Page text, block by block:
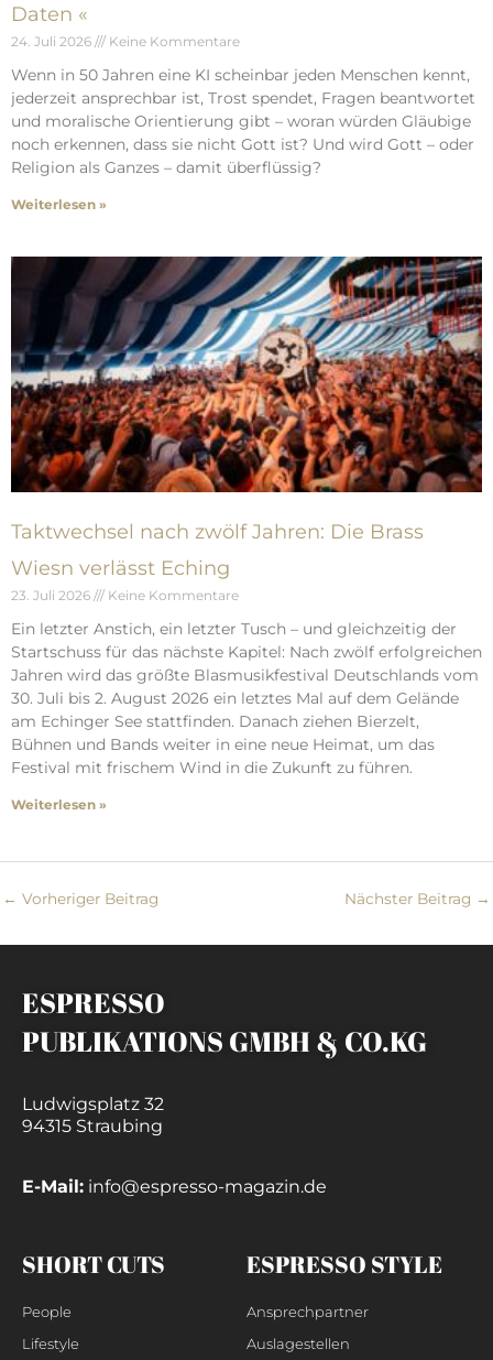
Daten «
24. Juli 2026 Keine Kommentare
Wenn in 50 Jahren eine KI scheinbar jeden Menschen kennt,
jederzeit ansprechbar ist, Trost spendet, Fragen beantwortet
und moralische Orientierung gibt – woran würden Gläubige
noch erkennen, dass sie nicht Gott ist? Und wird Gott – oder
Religion als Ganzes – damit überflüssig?
Weiterlesen »
Taktwechsel nach zwölf Jahren: Die Brass
Wiesn verlässt Eching
23. Juli 2026 Keine Kommentare
Ein letzter Anstich, ein letzter Tusch – und gleichzeitig der
Startschuss für das nächste Kapitel: Nach zwölf erfolgreichen
Jahren wird das größte Blasmusikfestival Deutschlands vom
30. Juli bis 2. August 2026 ein letztes Mal auf dem Gelände
am Echinger See stattfinden. Danach ziehen Bierzelt,
Bühnen und Bands weiter in eine neue Heimat, um das
Festival mit frischem Wind in die Zukunft zu führen.
Weiterlesen »
← Vorheriger Beitrag Nächster Beitrag →
ESPRESSO
PUBLIKATIONS GMBH & CO.KG
Ludwigsplatz 32
94315 Straubing
E-Mail: info@espresso-magazin.de
SHORT CUTS
People
Lifestyle
ESPRESSO STYLE
Ansprechpartner
Auslagestellen